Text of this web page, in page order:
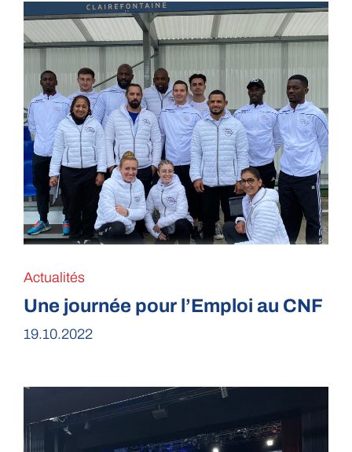
Actualités
Une journée pour l’Emploi au CNF
19.10.2022